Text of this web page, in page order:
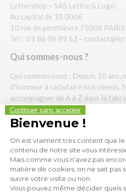
Continuer sans accepter
Bienvenue !
Plateforme de
On est vraiment très content que le
contenu de notre site vous
Mais comme vous n'avez pas
matière de cookies, on ne sait pas
suivre votre visite ou non.
Vous pouvez même décider quels
Axeptio
Lettershop – SAS Lettre & Logo.
Au capital de 10 000€
10 rue de penthièvre 75008 PARIS
Tél. : 01 86 96 99 62 –
Qui sommes-nous ?
Qui sommes nous : Depuis 10 ans,
d’honneur à satisfaire nos clients.
accompagner de A à Z dans la
Vous pouvez compter sur une
apportera tout son savoir faire
satisfaction. Moyenne 9,8/10
Newsletter
Inscrivez vous à notre Newsletter
première nos nouveautés et